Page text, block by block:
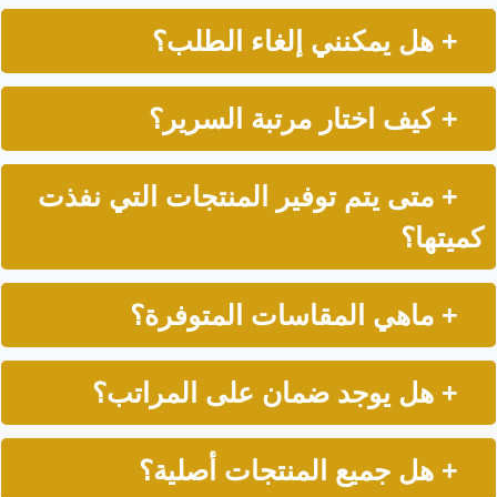
+ هل يمكنني إلغاء الطلب؟
+ كيف اختار مرتبة السرير؟
+ متى يتم توفير المنتجات التي نفذت
كميتها؟
+ ماهي المقاسات المتوفرة؟
+ هل يوجد ضمان على المراتب؟
+ هل جميع المنتجات أصلية؟